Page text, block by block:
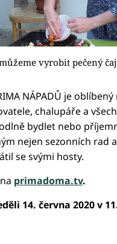
vyrobit pečený čaj
NÁPADŮ je
chalupáře a
bydlet nebo
nejen sezonních rad
se svými hosty.
primadoma.tv.
14. června 2020 v